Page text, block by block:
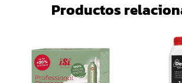
Productos